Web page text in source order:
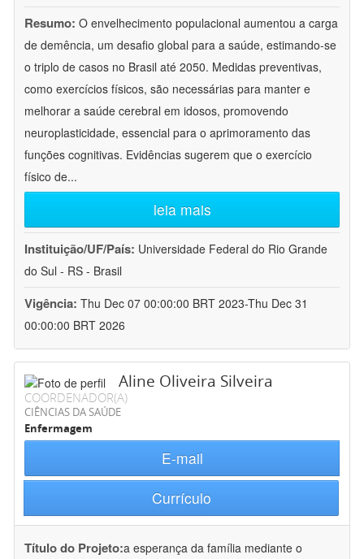
Resumo: O envelhecimento populacional aumentou a carga
de demência, um desafio global para a saúde, estimando-se
o triplo de casos no Brasil até 2050. Medidas preventivas,
como exercícios físicos, são necessárias para manter e
melhorar a saúde cerebral em idosos, promovendo
neuroplasticidade, essencial para o aprimoramento das
funções cognitivas. Evidências sugerem que o exercício
físico de...
leia mais
Instituição/UF/País: Universidade Federal do Rio Grande
do Sul - RS - Brasil
Vigência: Thu Dec 07 00:00:00 BRT 2023-Thu Dec 31
00:00:00 BRT 2026
Aline Oliveira Silveira
COORDENADOR(A)
CIÊNCIAS DA SAÚDE
Enfermagem
E-mail
Currículo
Título do Projeto:a esperança da família mediante o